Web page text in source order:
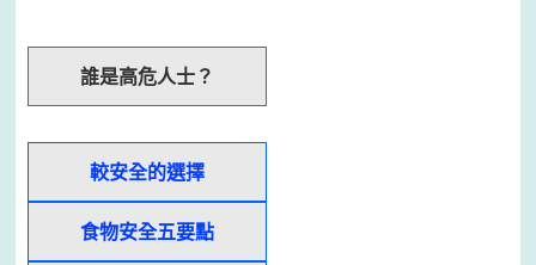
誰是高危人士？
較安全的選擇
食物安全五要點